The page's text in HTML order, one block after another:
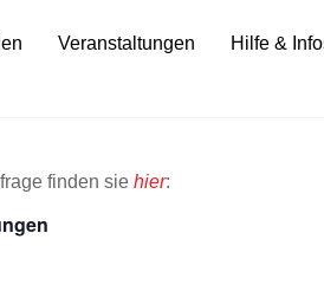
Veranstaltungen Hilfe &
finden sie hier: